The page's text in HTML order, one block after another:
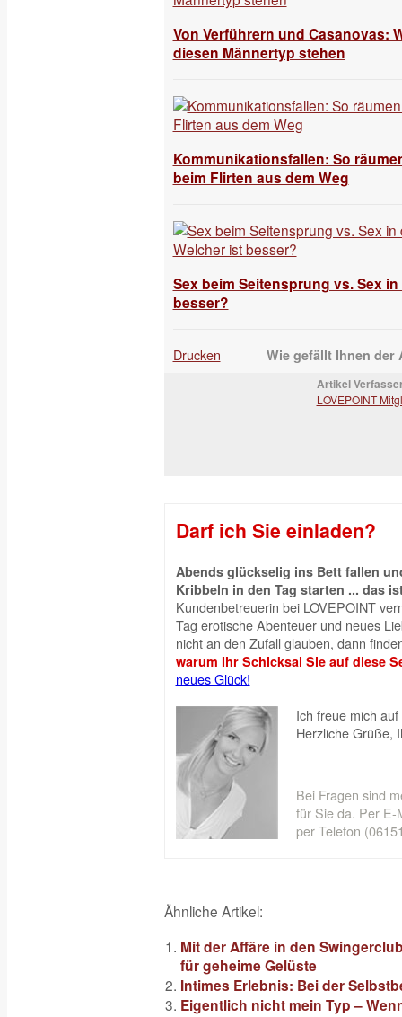
Von Verführern und Casanovas:
diesen Männertyp stehen
Kommunikationsfallen: So
beim Flirten aus dem Weg
Sex beim Seitensprung vs. Sex
besser?
Drucken Wie gefällt Ihnen der
Artikel
LOVEPOINT
Darf ich Sie einladen?
Abends glückselig ins Bett fallen
Kribbeln in den Tag starten ... das
Kundenbetreuerin bei LOVEPOINT
Tag erotische Abenteuer und neues
nicht an den Zufall glauben, dann
warum Ihr Schicksal Sie auf diese
neues Glück!
Ich freue mich auf
Herzliche Grüße,
Bei Fragen sind
für Sie da. Per E-
per Telefon
Ähnliche Artikel:
Mit der Affäre in den
für geheime Gelüste
Intimes Erlebnis: Bei der
Eigentlich nicht mein Typ –